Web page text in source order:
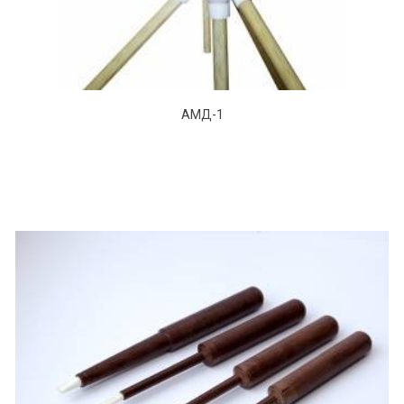
АМД-1